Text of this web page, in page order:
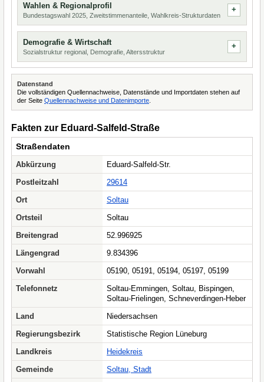
Wahlen & Regionalprofil
Bundestagswahl 2025, Zweitstimmenanteile, Wahlkreis-Strukturdaten
Demografie & Wirtschaft
Sozialstruktur regional, Demografie, Altersstruktur
Datenstand
Die vollständigen Quellennachweise, Datenstände und Importdaten stehen auf
der Seite Quellennachweise und Datenimporte
Fakten zur Eduard-Salfeld-Straße
Straßendaten
Abkürzung
Eduard-Salfeld-Str.
Postleitzahl
29614
Ort
Soltau
Ortsteil
Soltau
Breitengrad
52.996925
Längengrad
9.834396
Vorwahl
05190, 05191, 05194, 05197, 05199
Telefonnetz
Soltau-Emmingen, Soltau, Bispingen,
Soltau-Frielingen, Schneverdingen-Heber
Land
Niedersachsen
Regierungsbezirk
Statistische Region Lüneburg
Landkreis
Heidekreis
Gemeinde
Soltau, Stadt